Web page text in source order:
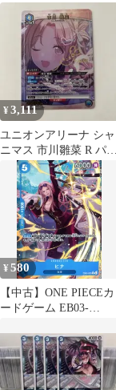
ット
¥3,111
ユニオンアリーナ シャ
ニマス 市川雛菜 R パラ
レル サインカード
¥580
【中古】ONE PIECEカ
ードゲーム EB03-